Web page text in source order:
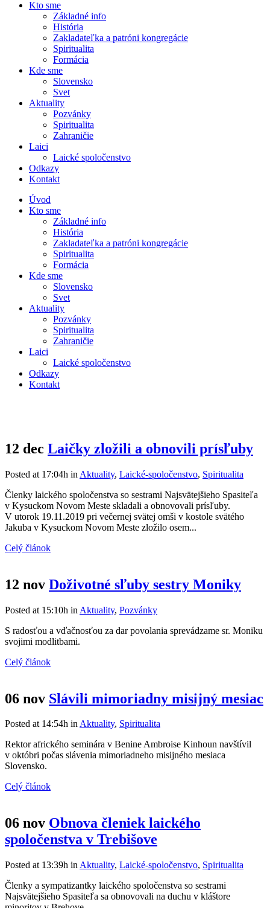
Kto sme
Základné info
História
Zakladateľka a patróni kongregácie
Spiritualita
Formácia
Kde sme
Slovensko
Svet
Aktuality
Pozvánky
Spiritualita
Zahraničie
Laici
Laické spoločenstvo
Odkazy
Kontakt
Úvod
Kto sme
Základné info
História
Zakladateľka a patróni kongregácie
Spiritualita
Formácia
Kde sme
Slovensko
Svet
Aktuality
Pozvánky
Spiritualita
Zahraničie
Laici
Laické spoločenstvo
Odkazy
Kontakt
12 dec Laičky zložili a obnovili prísľuby
Posted at 17:04h in Aktuality, Laické-spoločenstvo, Spiritualita
Členky laického spoločenstva so sestrami Najsvätejšieho Spasiteľa
v Kysuckom Novom Meste skladali a obnovovali prísľuby.
V utorok 19.11.2019 pri večernej svätej omši v kostole svätého
Jakuba v Kysuckom Novom Meste zložilo osem...
Celý článok
12 nov Doživotné sľuby sestry Moniky
Posted at 15:10h in Aktuality, Pozvánky
S radosťou a vďačnosťou za dar povolania sprevádzame sr. Moniku
svojimi modlitbami.
Celý článok
06 nov Slávili mimoriadny misijný mesiac
Posted at 14:54h inAktuality, Spiritualita
Rektor afrického seminára v Benine Ambroise Kinhoun navštívil
v októbri počas slávenia mimoriadneho misijného mesiaca
Slovensko.
Celý článok
06 nov Obnova členiek laického
spoločenstva v Trebišove
Posted at 13:39h in Aktuality, Laické-spoločenstvo, Spiritualita
Členky a sympatizantky laického spoločenstva so sestrami
Najsvätejšieho Spasiteľa sa obnovovali na duchu v kláštore